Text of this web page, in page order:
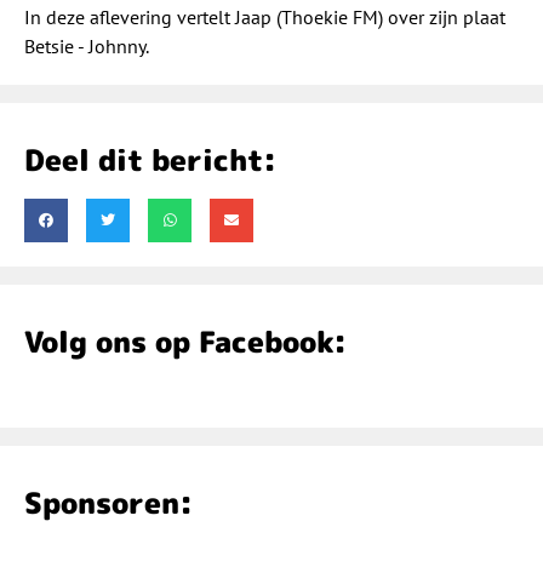
In deze aflevering vertelt Jaap (Thoekie FM) over zijn plaat
Betsie - Johnny.
Deel dit bericht:
Volg ons op Facebook:
Sponsoren: